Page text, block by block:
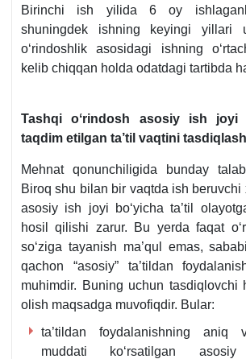
16
b,
18.10.2012
y.
qaroriga
Birinchi ish yilida 6 oy
shuningdek ishning keyingi yillari
oʻrindoshlik asosidagi ishning
kelib chiqqan holda odatdagi tartibda
Tashqi oʻrindosh asosiy ish joyi
taqdim etilgan ta’til vaqtini
Mehnat qonunchiligida bunday
Biroq shu bilan bir vaqtda ish beruvchi
asosiy ish joyi boʻyicha ta’til
hosil qilishi zarur. Bu yerda faqat
soʻziga tayanish ma’qul emas,
qachon “asosiy” ta’tildan
muhimdir. Buning uchun tasdiqlovchi
olish maqsadga muvofiqdir. Bular:
ta’tildan foydalanishning aniq
muddati koʻrsatilgan